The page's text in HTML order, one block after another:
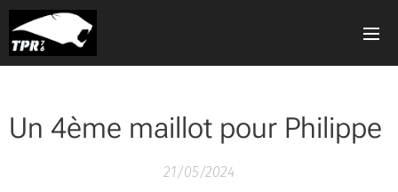
Un 4ème maillot pour Philippe
21/05/2024